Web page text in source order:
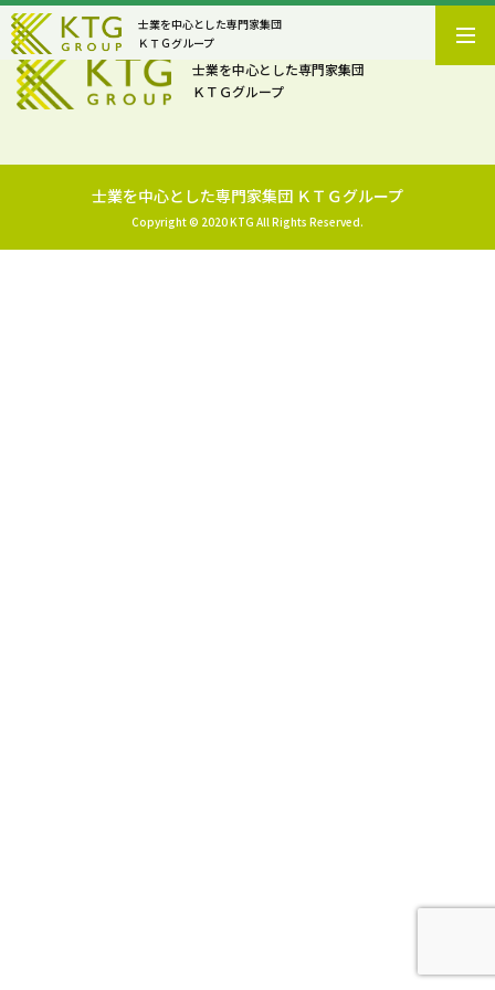
士業を中心とした専門家集団
ＫＴＧグループ
士業を中心とした専門家集団
ＫＴＧグループ
士業を中心とした専門家集団 ＫＴＧグループ
Copyright © 2020 KTG All Rights Reserved.